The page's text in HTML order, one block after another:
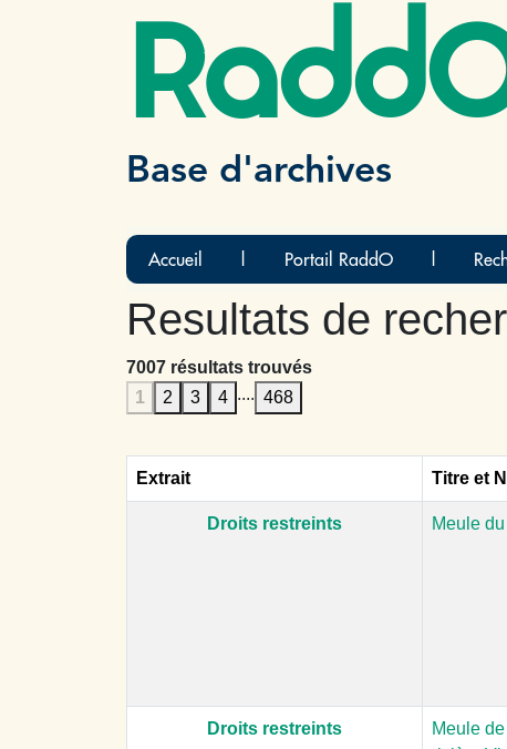
Base d'archives
Accueil Portail RaddO
Resultats de
7007 résultats trouvés
1
2 3 4 .... 468
Extrait Titre et
Droits restreints
Meule
Droits restreints
Meule